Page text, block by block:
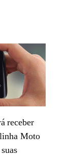
receber
Moto